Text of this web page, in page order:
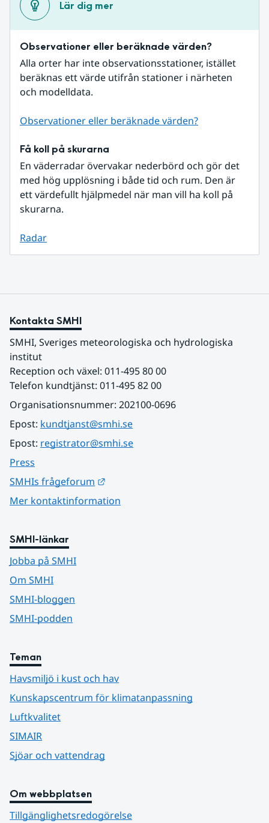
Lär dig mer
Observationer eller beräknade värden?
Alla orter har inte observationsstationer, istället
beräknas ett värde utifrån stationer i närheten
och modelldata.
Observationer eller beräknade värden?
Få koll på skurarna
En väderradar övervakar nederbörd och gör det
med hög upplösning i både tid och rum. Den är
ett värdefullt hjälpmedel när man vill ha koll på
skurarna.
Radar
Kontakta SMHI
SMHI, Sveriges meteorologiska och hydrologiska
institut
Reception och växel: 011-495 80 00
Telefon kundtjänst: 011-495 82 00
Organisationsnummer: 202100-0696
Epost: kundtjanst@smhi.se
Epost: registrator@smhi.se
Press
SMHIs frågeforum
Mer kontaktinformation
SMHI-länkar
Jobba på SMHI
Om SMHI
SMHI-bloggen
SMHI-podden
Teman
Havsmiljö i kust och hav
Kunskapscentrum för klimatanpassning
Luftkvalitet
SIMAIR
Sjöar och vattendrag
Om webbplatsen
Tillgänglighetsredogörelse